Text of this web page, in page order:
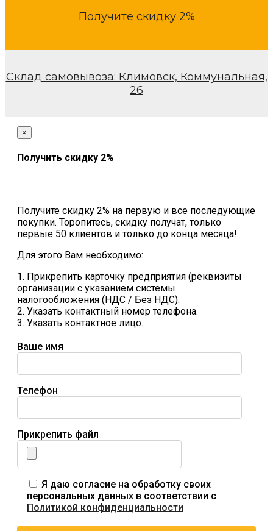
Получите скидку 2%
Склад самовывоза: Климовск, Коммунальная,
26
×
Получить скидку 2%
Получите скидку 2% на первую и все последующие
покупки. Торопитесь, скидку получат, только
первые 50 клиентов и только до конца месяца!
Для этого Вам необходимо:
1. Прикрепить карточку предприятия (реквизиты
организации с указанием системы
налогообложения (НДС / Без НДС).
2. Указать контактный номер телефона.
3. Указать контактное лицо.
Ваше имя
Телефон
Прикрепить файл
Я даю согласие на обработку своих
персональных данных в соответствии с
Политикой конфиденциальности